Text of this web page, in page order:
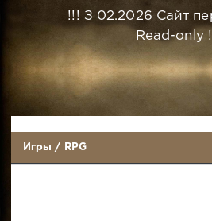
!!! З 02.2026 Сайт
Read-only
Игры / RPG